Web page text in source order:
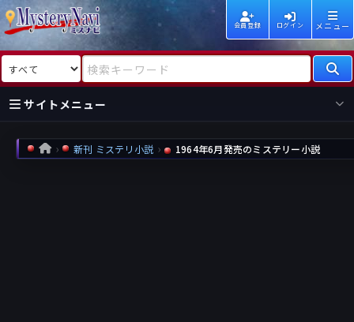
会員登録 ログイン メニュー
検索対象 検索キーワード
サイトメニュー
国内
作家
海外
作家
新着
レビュー
新刊
情報
HOME 新刊 ミステリ小説 1964年6月発売のミステリー小説